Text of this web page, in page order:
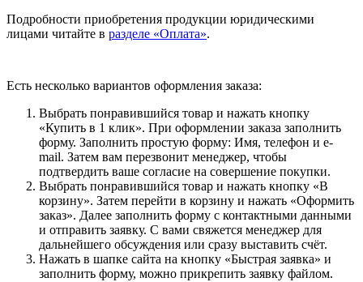
Подробности приобретения продукции юридическими
лицами читайте в разделе «Оплата».
Есть несколько вариантов оформления заказа:
Выбрать понравившийся товар и нажать кнопку
«Купить в 1 клик». При оформлении заказа заполнить
форму. Заполнить простую форму: Имя, телефон и e-
mail. Затем вам перезвонит менеджер, чтобы
подтвердить ваше согласие на совершение покупки.
Выбрать понравившийся товар и нажать кнопку «В
корзину». Затем перейти в корзину и нажать «Оформить
заказ». Далее заполнить форму с контактными данными
и отправить заявку. С вами свяжется менеджер для
дальнейшего обсуждения или сразу выставить счёт.
Нажать в шапке сайта на кнопку «Быстрая заявка» и
заполнить форму, можно прикрепить заявку файлом.